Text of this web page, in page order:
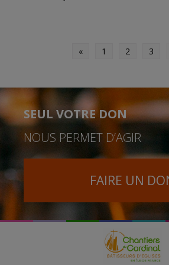
« 1 2 3
SEUL VOTRE DON
NOUS PERMET D’AGIR
FAIRE UN